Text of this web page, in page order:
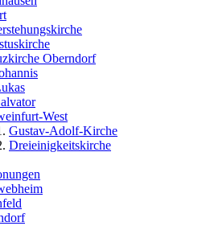
Oberndorf
West
Gustav-Adolf-Kirche
Dreieinigkeitskirche